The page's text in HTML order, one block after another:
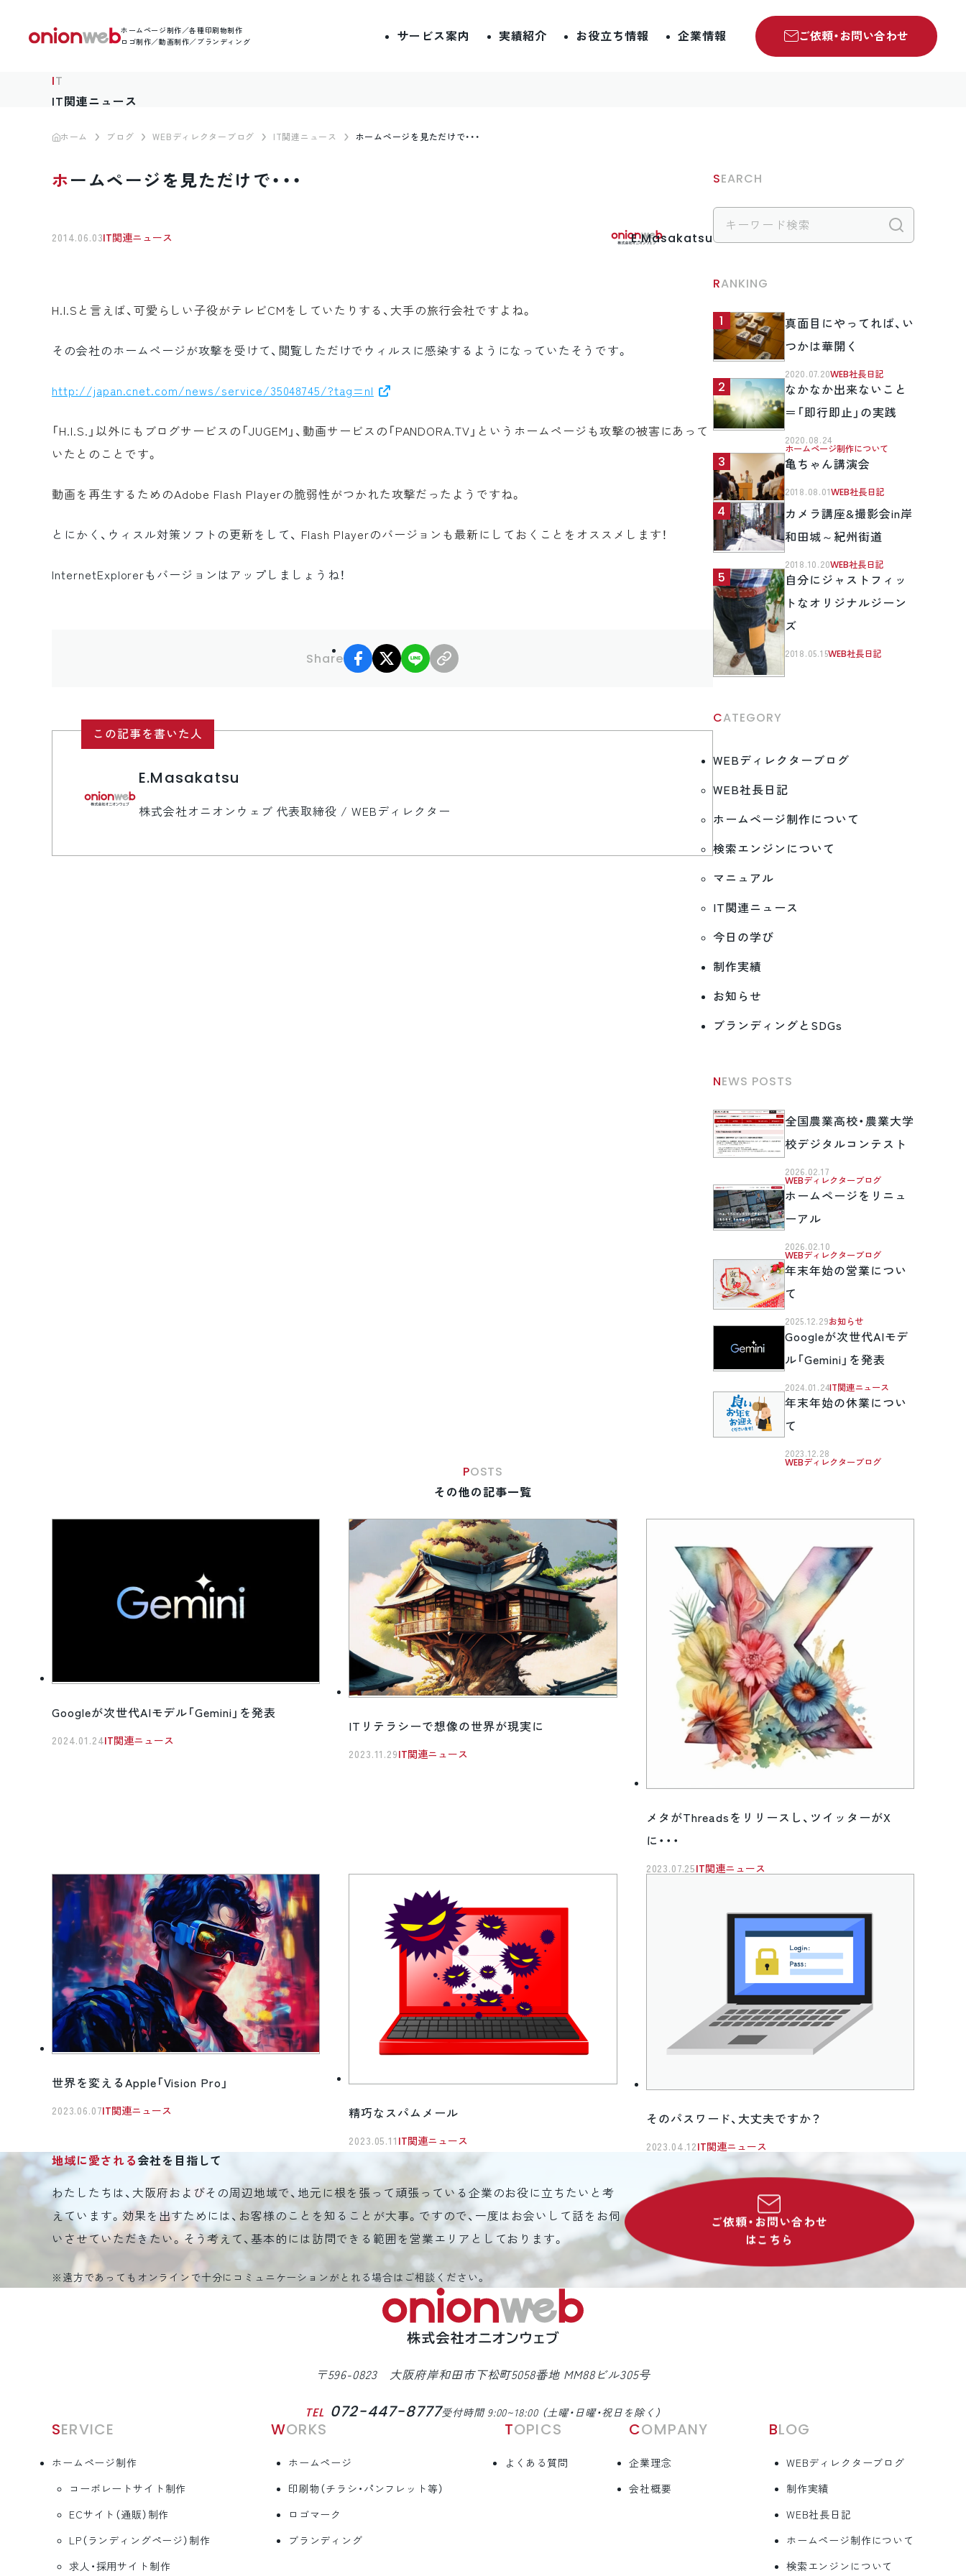
ホームページ制作／各種印刷物制作
ロゴ制作／動画制作／ブランディング
サービス案内 実績紹介 お役立ち情報 企業情報 ご依頼・お問い合わせ
IT
IT関連ニュース
ホーム ブログ WEBディレクターブログ IT関連ニュース ホームページを見ただけで・・・
ホームページを見ただけで・・・
2014.06.03 IT関連ニュース E.Masakatsu
H.I.Sと言えば、可愛らしい子役がテレビCMをしていたりする、大手の旅行会社ですよね。
その会社のホームページが攻撃を受けて、閲覧しただけでウィルスに感染するようになっていたそうです。
http://japan.cnet.com/news/service/35048745/?tag=nl
「H.I.S.」以外にもブログサービスの「JUGEM」、動画サービスの「PANDORA.TV」というホームページも攻撃の被害にあって
いたとのことです。
動画を再生するためのAdobe Flash Playerの脆弱性がつかれた攻撃だったようですね。
とにかく、ウィスル対策ソフトの更新をして、 Flash Playerのバージョンも最新にしておくことをオススメします！
InternetExplorerもバージョンはアップしましょうね！
Share
facebook
X LINE
この記事を書いた人
E.Masakatsu
株式会社オニオンウェブ 代表取締役 / WEBディレクター
SEARCH
RANKING
真面目にやってれば、い
つかは華開く
2020.07.20WEB社長日記
なかなか出来ないこと
＝「即行即止」の実践
2020.08.24
ホームページ制作について
亀ちゃん講演会
2018.08.01WEB社長日記
カメラ講座&撮影会in岸
和田城～紀州街道
2018.10.20WEB社長日記
自分にジャストフィッ
トなオリジナルジーン
ズ
2018.05.15WEB社長日記
CATEGORY
WEBディレクターブログ
WEB社長日記
ホームページ制作について
検索エンジンについて
マニュアル
IT関連ニュース
今日の学び
制作実績
お知らせ
ブランディングとSDGs
NEWS POSTS
全国農業高校・農業大学
校デジタルコンテスト
2026.02.17
WEBディレクターブログ
ホームページをリニュ
ーアル
2026.02.10
WEBディレクターブログ
年末年始の営業につい
て
2025.12.29お知らせ
Googleが次世代AIモデ
ル「Gemini」を発表
2024.01.24 IT関連ニュース
年末年始の休業につい
て
2023.12.28
WEBディレクターブログ
POSTS
その他の記事一覧
Googleが次世代AIモデル「Gemini」を発表
2024.01.24 IT関連ニュース
ITリテラシーで想像の世界が現実に
2023.11.29 IT関連ニュース
メタがThreadsをリリースし、ツイッターがX
に・・・
2023.07.25 IT関連ニュース
世界を変えるApple「Vision Pro」
2023.06.07IT関連ニュース 精巧なスパムメール
2023.05.11 IT関連ニュース
そのパスワード、大丈夫ですか？
2023.04.12 IT関連ニュース
地域に愛される会社を目指して
わたしたちは、大阪府およびその周辺地域で、地元に根を張って頑張っている企業のお役に立ちたいと考
えています。効果を出すためには、お客様のことを知ることが大事。ですので、一度はお会いして話をお伺
いさせていただきたい。そう考えて、基本的には訪問できる範囲を営業エリアとしております。
※遠方であってもオンラインで十分にコミュニケーションがとれる場合はご相談ください。
ご依頼・お問い合わせ
はこちら
〒596-0823 大阪府岸和田市下松町5058番地 MM88ビル305号
TEL 072-447-8777受付時間 9:00~18:00 （土曜・日曜・祝日を除く）
SERVICE
ホームページ制作
コーポレートサイト制作
ECサイト（通販）制作
LP（ランディングページ）制作
求人・採用サイト制作
WORKS
ホームページ
印刷物（チラシ・パンフレット等）
ロゴマーク
ブランディング
TOPICS
よくある質問
COMPANY
企業理念
会社概要
BLOG
WEBディレクターブログ
制作実績
WEB社長日記
ホームページ制作について
検索エンジンについて